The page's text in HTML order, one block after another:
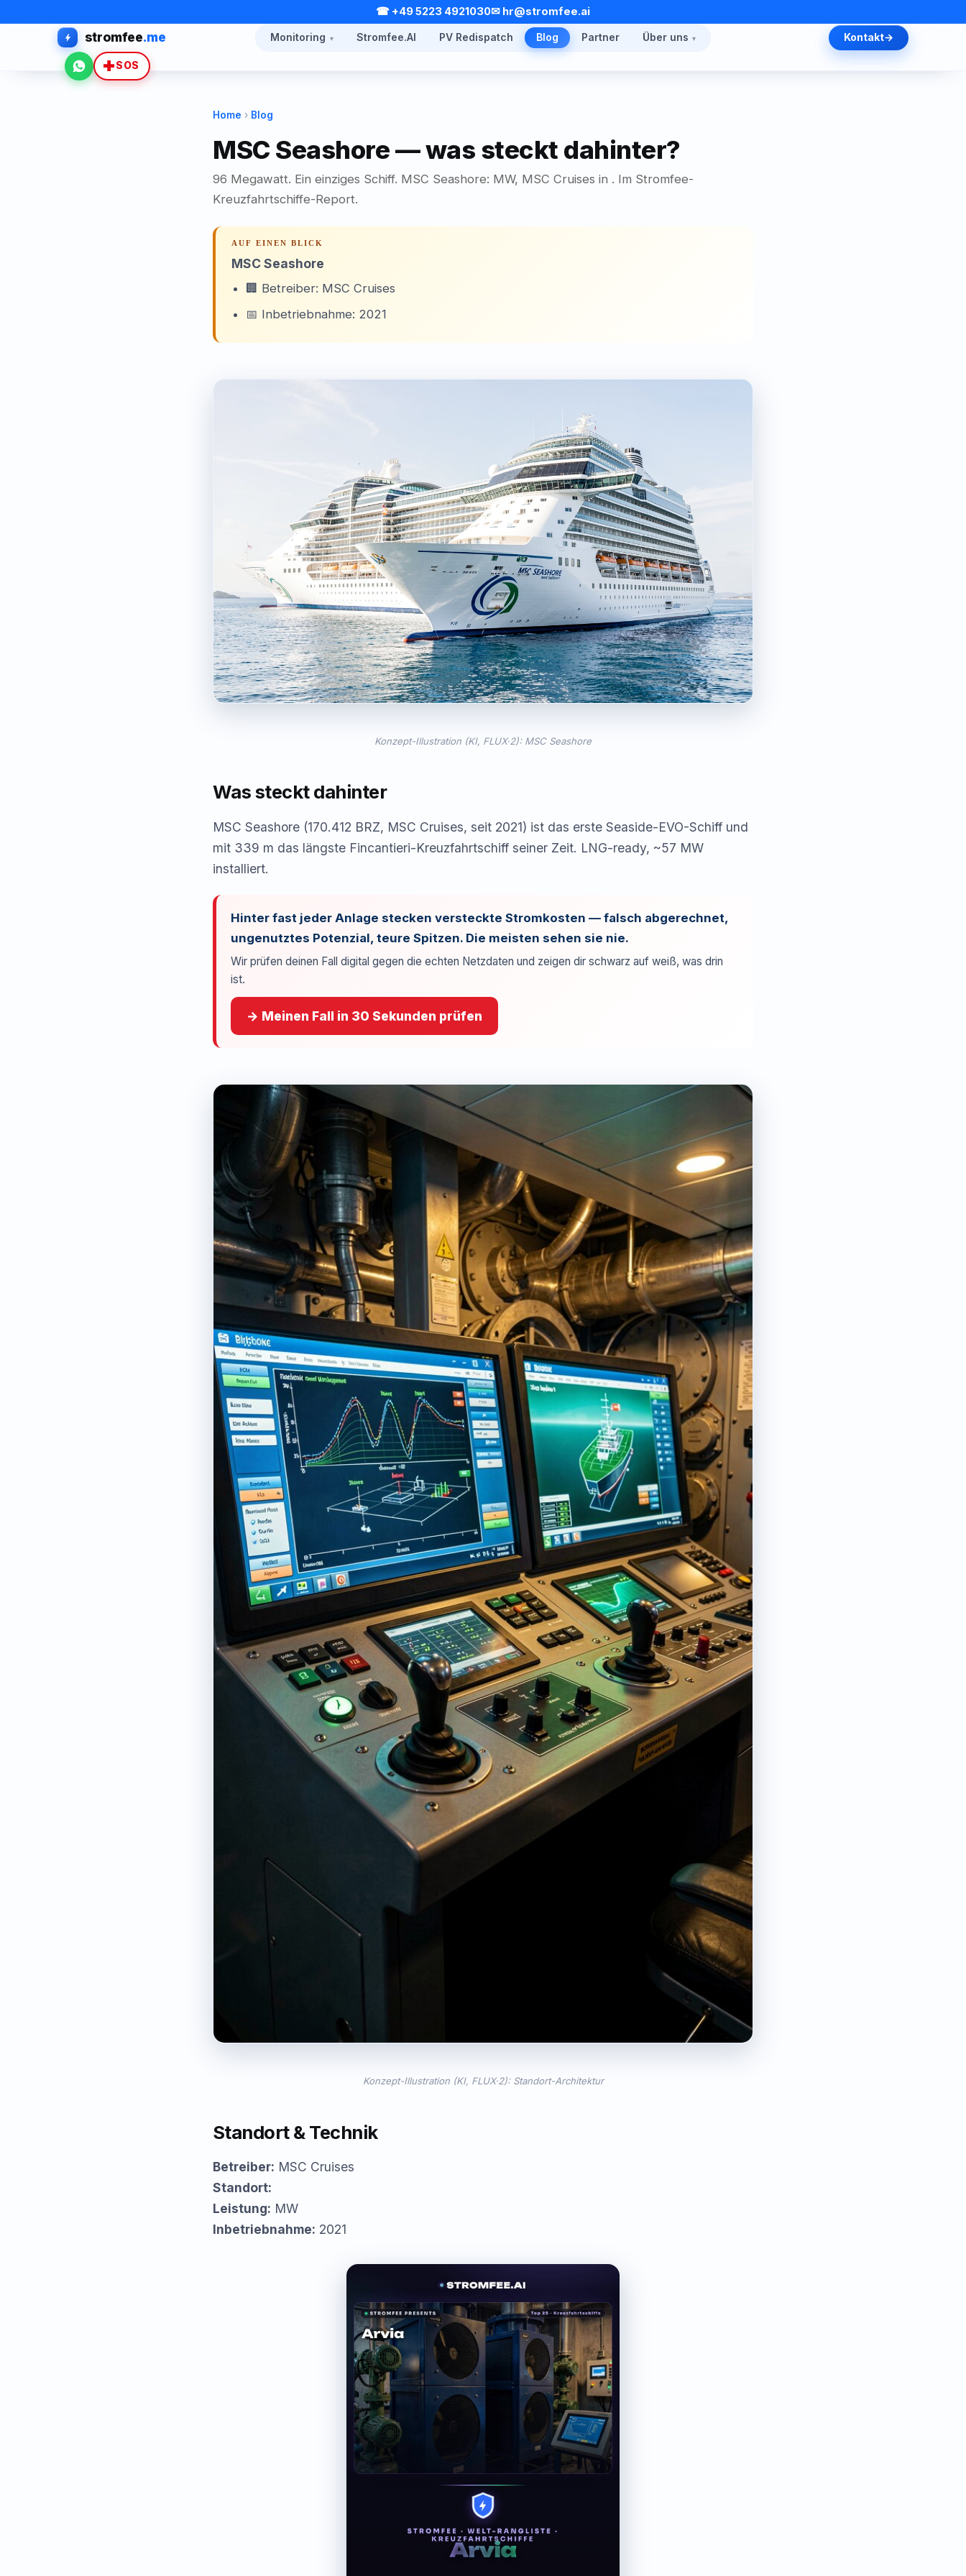
☎ +49 5223 4921030✉ hr@stromfee.ai
stromfee.me Monitoring Stromfee.AI PV Redispatch Blog Partner Über uns Kontakt
WhatsApp
SOS
Home › Blog
MSC Seashore — was steckt dahinter?
96 Megawatt. Ein einziges Schiff. MSC Seashore: MW, MSC Cruises in . Im Stromfee-
Kreuzfahrtschiffe-Report.
AUF EINEN BLICK
MSC Seashore
🏢 Betreiber: MSC Cruises
📅 Inbetriebnahme: 2021
Konzept-Illustration (KI, FLUX·2): MSC Seashore
Was steckt dahinter
MSC Seashore (170.412 BRZ, MSC Cruises, seit 2021) ist das erste Seaside-EVO-Schiff und
mit 339 m das längste Fincantieri-Kreuzfahrtschiff seiner Zeit. LNG-ready, ~57 MW
installiert.
Hinter fast jeder Anlage stecken versteckte Stromkosten — falsch abgerechnet,
ungenutztes Potenzial, teure Spitzen. Die meisten sehen sie nie.
Wir prüfen deinen Fall digital gegen die echten Netzdaten und zeigen dir schwarz auf weiß, was drin
ist.
→ Meinen Fall in 30 Sekunden prüfen
Konzept-Illustration (KI, FLUX·2): Standort-Architektur
Standort & Technik
Betreiber: MSC Cruises
Standort:
Leistung: MW
Inbetriebnahme: 2021